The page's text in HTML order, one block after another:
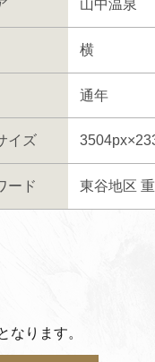
山中温泉
横
通年
イズ
ード 東谷地区
なります。